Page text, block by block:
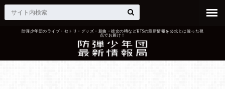
防弾少年団のライブ・セトリ・グッズ・新曲・彼女の噂などBTSの最新情報を公式とは違った視
点でお届け！